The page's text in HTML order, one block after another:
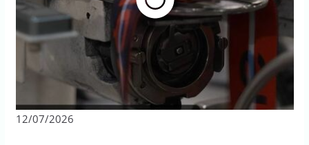
12/07/2026